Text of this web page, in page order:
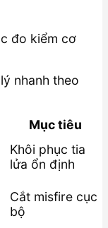
đo kiểm cơ
nhanh theo
Mục tiêu
Khôi phục tia
lửa ổn định
Cắt misfire cục
bộ